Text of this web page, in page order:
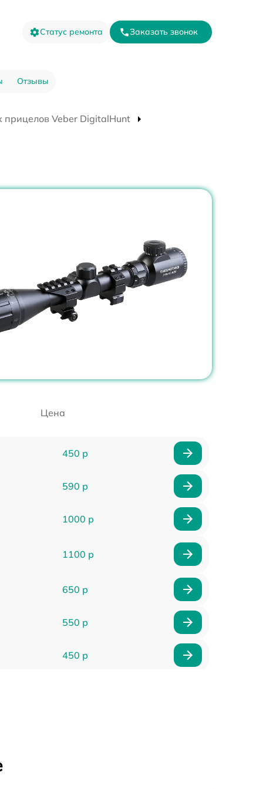
Статус ремонта Заказать звонок
Отзывы
прицелов Veber DigitalHunt
Цена
450 р
590 р
1000 р
1100 р
650 р
550 р
450 р